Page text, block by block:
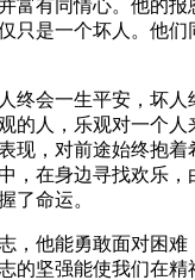
富有同情心。他的
只是一个坏人。他们
终会一生平安，坏人
的人，乐观对一个人
现，对前途始终抱
，在身边寻找欢乐
了命运。
，他能勇敢面对困难
的坚强能使我们在精